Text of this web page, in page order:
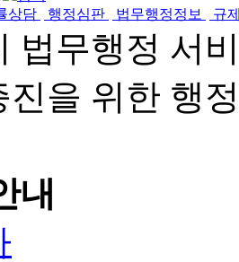
상담 행정심판 법무행정정보 규
법무행정 서
진을 위한 행
내